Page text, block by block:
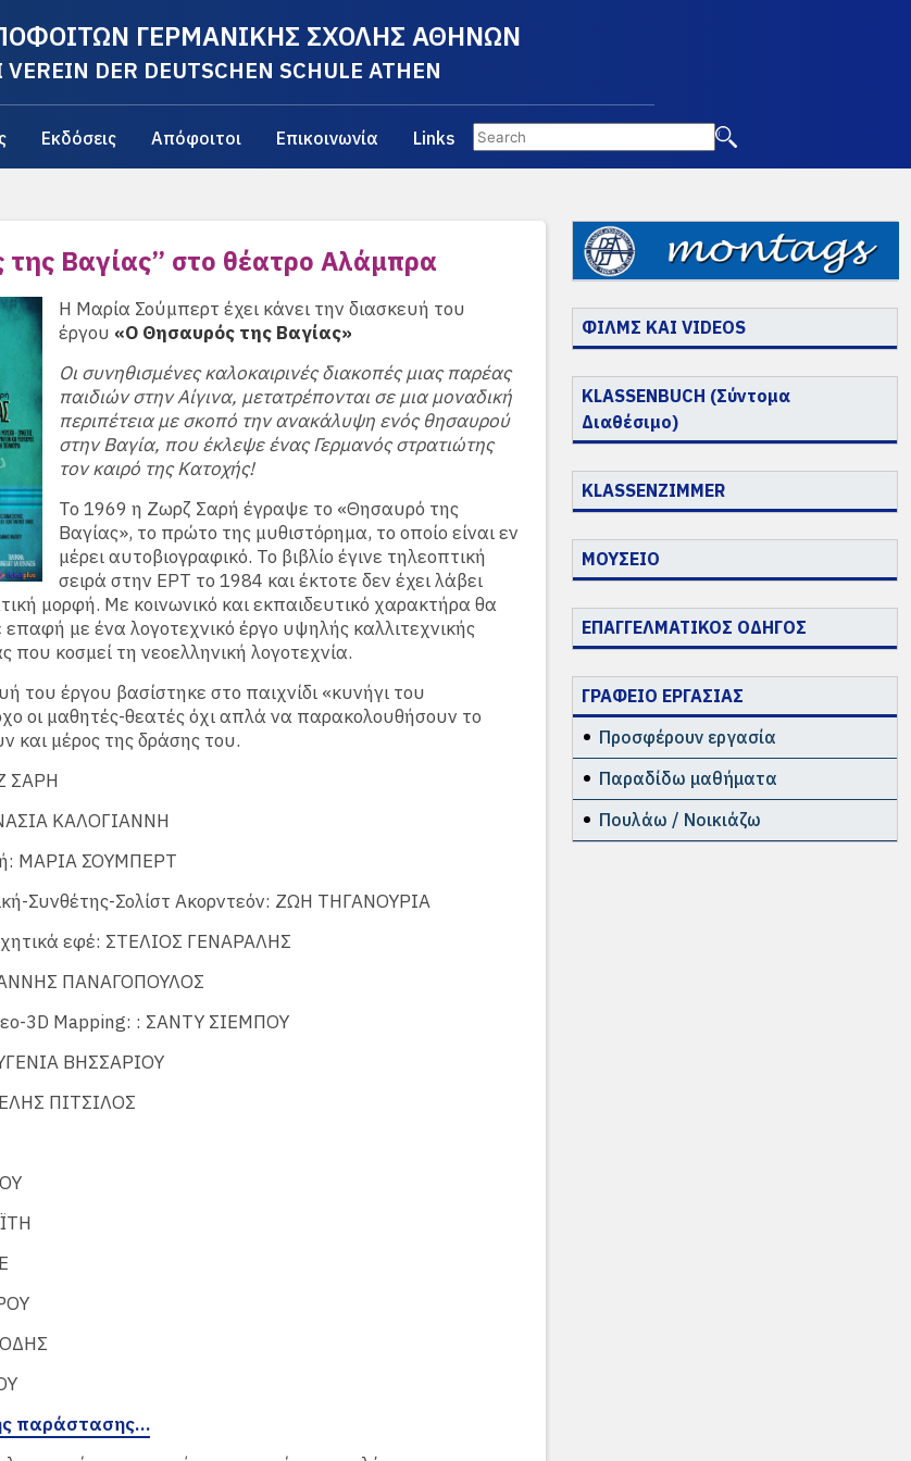
ΓΕΡΜΑΝΙΚΗΣ ΣΧΟΛΗΣ ΑΘΗΝΩΝ
DER DEUTSCHEN SCHULE ATHEN
Εκδόσεις Απόφοιτοι Επικοινωνία Links
Βαγίας” στο θέατρο Αλάμπρα
Η Μαρία Σούμπερτ έχει κάνει την διασκευή του
έργου «Ο Θησαυρός της Βαγίας»
Οι συνηθισμένες καλοκαιρινές διακοπές μιας παρέας
παιδιών στην Αίγινα, μετατρέπονται σε μια μοναδική
περιπέτεια με σκοπό την ανακάλυψη ενός θησαυρού
στην Βαγία, που έκλεψε ένας Γερμανός στρατιώτης
τον καιρό της Κατοχής!
Το 1969 η Ζωρζ Σαρή έγραψε το «Θησαυρό της
Βαγίας», το πρώτο της μυθιστόρημα, το οποίο είναι εν
μέρει αυτοβιογραφικό. Το βιβλίο έγινε τηλεοπτική
σειρά στην ΕΡΤ το 1984 και έκτοτε δεν έχει λάβει
μορφή. Με κοινωνικό και εκπαιδευτικό χαρακτήρα θα
επαφή με ένα λογοτεχνικό έργο υψηλής καλλιτεχνικής
που κοσμεί τη νεοελληνική λογοτεχνία.
του έργου βασίστηκε στο παιχνίδι «κυνήγι του
οι μαθητές-θεατές όχι απλά να παρακολουθήσουν το
και μέρος της δράσης του.
ΣΑΡΗ
ΚΑΛΟΓΙΑΝΝΗ
ΜΑΡΙΑ ΣΟΥΜΠΕΡΤ
Συνθέτης-Σολίστ Ακορντεόν: ΖΩΗ ΤΗΓΑΝΟΥΡΙΑ
εφέ: ΣΤΕΛΙΟΣ ΓΕΝΑΡΑΛΗΣ
ΠΑΝΑΓΟΠΟΥΛΟΣ
3D Mapping: : ΣΑΝΤΥ ΣΙΕΜΠΟΥ
ΒΗΣΣΑΡΙΟΥ
ΠΙΤΣΙΛΟΣ
παράστασης…
ΦΙΛΜΣ ΚΑΙ VIDEOS
KLASSENBUCH (Σύντομα
Διαθέσιμο)
KLASSENZIMMER
ΜΟΥΣΕΙΟ
ΕΠΑΓΓΕΛΜΑΤΙΚΟΣ ΟΔΗΓΟΣ
ΓΡΑΦΕΙΟ ΕΡΓΑΣΙΑΣ
Προσφέρουν εργασία
Παραδίδω μαθήματα
Πουλάω / Νοικιάζω